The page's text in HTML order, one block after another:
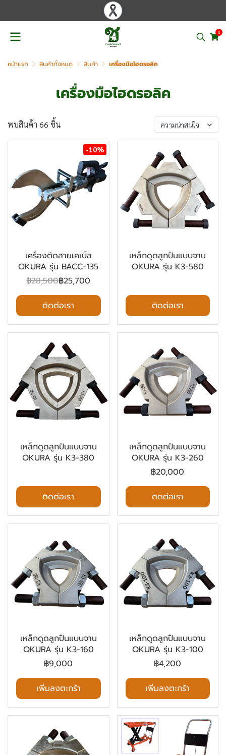
0
หน้าแรก สินค้าทั้งหมด สินค้า เครื่องมือไฮดรอลิค
เครื่องมือไฮดรอลิค
พบสินค้า 66 ชิ้น ความน่าสนใจ
-10%
เครื่องตัดสายเคเบิ้ล
OKURA รุ่น BACC-135
฿28,500฿25,700
ติดต่อเรา
เหล็กดูดลูกปืนแบบจาน
OKURA รุ่น K3-580
ติดต่อเรา
เหล็กดูดลูกปืนแบบจาน
OKURA รุ่น K3-380
ติดต่อเรา
เหล็กดูดลูกปืนแบบจาน
OKURA รุ่น K3-260
฿20,000
ติดต่อเรา
เหล็กดูดลูกปืนแบบจาน
OKURA รุ่น K3-160
฿9,000
เพิ่มลงตะกร้า
เหล็กดูดลูกปืนแบบจาน
OKURA รุ่น K3-100
฿4,200
เพิ่มลงตะกร้า